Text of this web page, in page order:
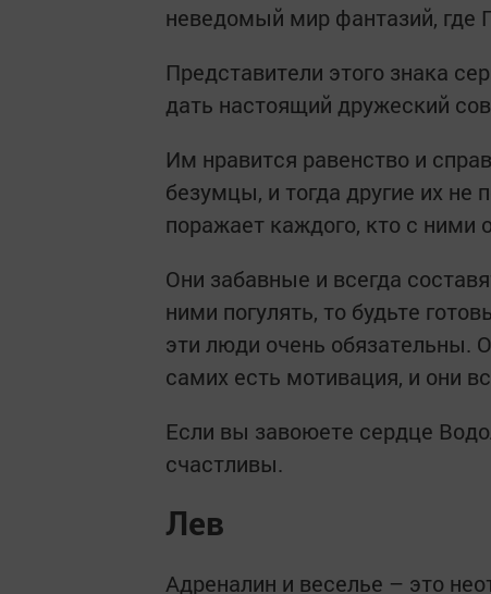
неведомый мир фантазий, где
Представители этого знака
дать настоящий дружеский
Им нравится равенство и
безумцы, и тогда другие их не
поражает каждого, кто с ними
Они забавные и всегда
ними погулять, то будьте
эти люди очень обязательны.
самих есть мотивация, и они
Если вы завоюете сердце
счастливы.
Лев
Адреналин и веселье – это